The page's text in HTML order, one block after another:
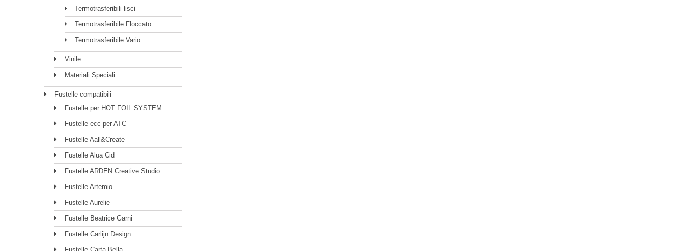
Termotrasferibili lisci
Termotrasferibile Floccato
Termotrasferibile Vario
Vinile
Materiali Speciali
Fustelle compatibili
Fustelle per HOT FOIL SYSTEM
Fustelle ecc per ATC
Fustelle Aall&Create
Fustelle Alua Cid
Fustelle ARDEN Creative Studio
Fustelle Artemio
Fustelle Aurelie
Fustelle Beatrice Garni
Fustelle Carlijn Design